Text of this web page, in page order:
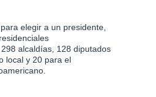
elegir a un presidente,
alcaldías, 128 diputados
local y 20 para el